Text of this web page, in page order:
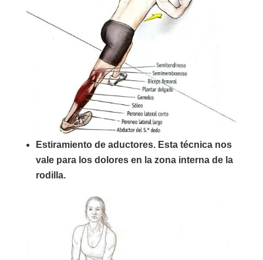
Estiramiento de aductores. Esta técnica nos
vale para los dolores en la zona interna de la
rodilla.